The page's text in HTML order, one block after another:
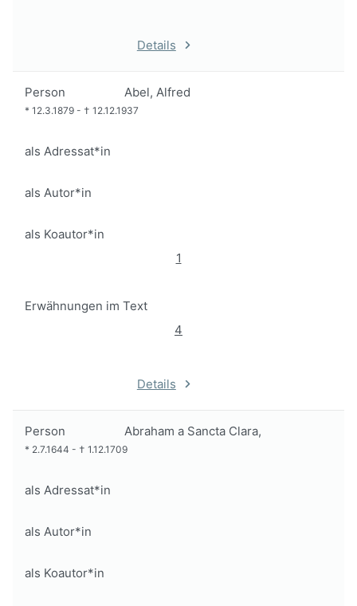
Details
Person Abel, Alfred
* 12.3.1879 - † 12.12.1937
als Adressat*in
als Autor*in
als Koautor*in
1
Erwähnungen im Text
4
Details
Person Abraham a Sancta Clara,
* 2.7.1644 - † 1.12.1709
als Adressat*in
als Autor*in
als Koautor*in